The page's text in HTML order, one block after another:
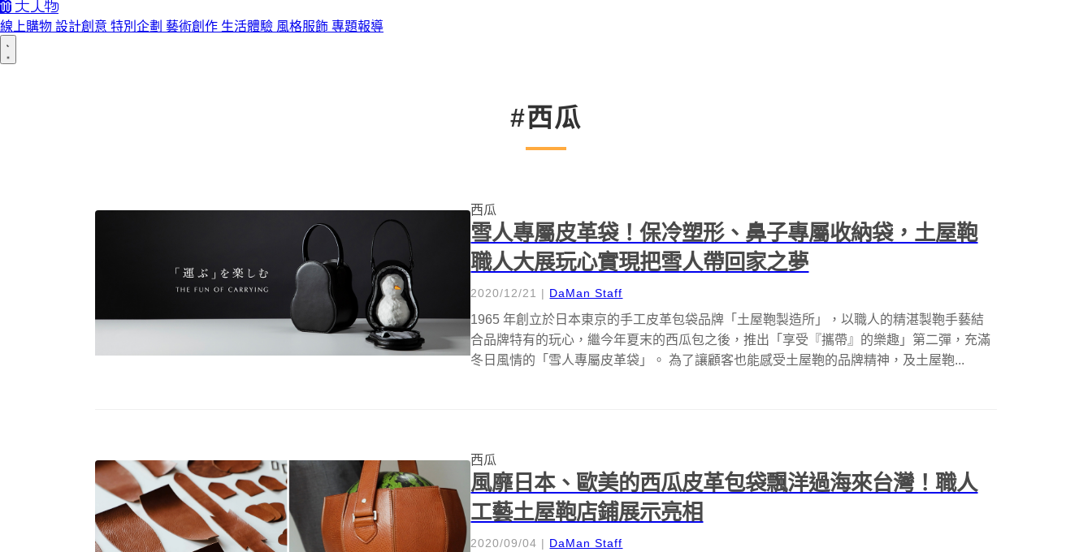
線上購物 設計創意 特別企劃 藝術創作 生活體驗 風格服飾 專題報導
#西瓜
西瓜
雪人專屬皮革袋！保冷塑形、鼻子專屬收納袋，土屋鞄
職人大展玩心實現把雪人帶回家之夢
2020/12/21 | DaMan Staff
1965 年創立於日本東京的手工皮革包袋品牌「土屋鞄製造所」，以職人的精湛製鞄手藝結
合品牌特有的玩心，繼今年夏末的西瓜包之後，推出「享受『攜帶』的樂趣」第二彈，充滿
冬日風情的「雪人專屬皮革袋」。 為了讓顧客也能感受土屋鞄的品牌精神，及土屋鞄...
西瓜
風靡日本、歐美的西瓜皮革包袋飄洋過海來台灣！職人
工藝土屋鞄店鋪展示亮相
2020/09/04 | DaMan Staff